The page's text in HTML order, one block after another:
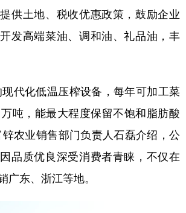
供土地、税收优惠政策，鼓励企业
发高端菜油、调和油、礼品油，丰
现代化低温压榨设备，每年可加工菜
吨，能最大程度保留不饱和脂肪酸
锌农业销售部门负责人石磊介绍，公
品质优良深受消费者青睐，不仅在
广东、浙江等地。